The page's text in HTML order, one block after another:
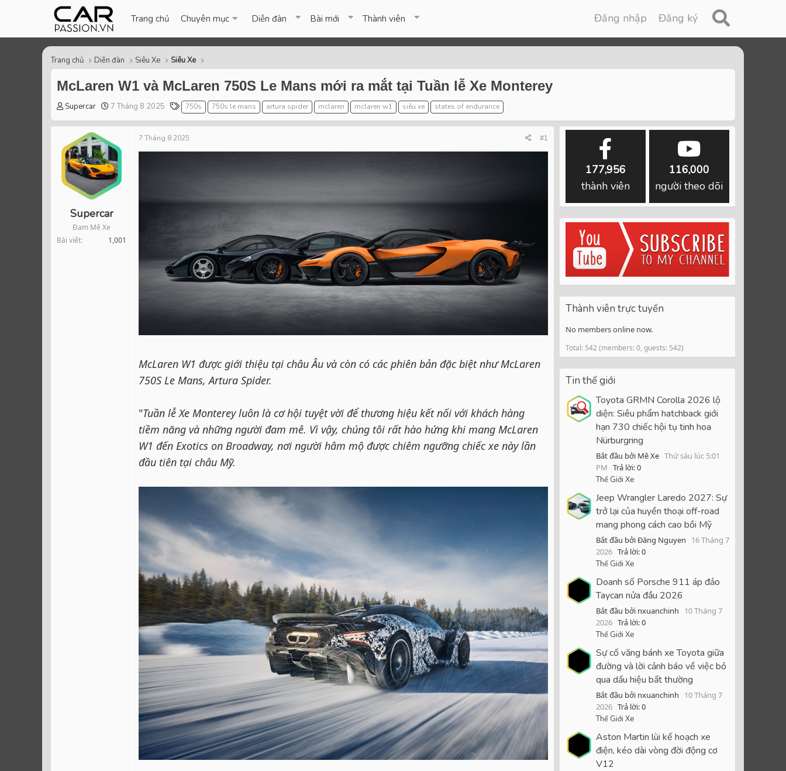
Trang chủ Chuyên mục Diễn đàn Bài mới Thành viên Đăng nhập Đăng ký
Trang chủ Diễn đàn Siêu Xe Siêu Xe
McLaren W1 và McLaren 750S Le Mans mới ra mắt tại Tuần lễ Xe Monterey
T
r
a
d
s
t
r
Supercar
S
a
r
d
a
t
7 Tháng 8 2025
T
a
g
s
750s 750s le mans artura spider mclaren mclaren w1 siêu xe states of endurance
Supercar
Đam Mê Xe
Bài viết
1,001
7 Tháng 8 2025 #1
McLaren W1 được giới thiệu tại châu Âu và còn có các phiên bản đặc biệt như McLaren
750S Le Mans, Artura Spider.
"Tuần lễ Xe Monterey luôn là cơ hội tuyệt vời để thương hiệu kết nối với khách hàng
tiềm năng và những người đam mê. Vì vậy, chúng tôi rất hào hứng khi mang McLaren
W1 đến Exotics on Broadway, nơi người hâm mộ được chiêm ngưỡng chiếc xe này lần
đầu tiên tại châu Mỹ.
177,956
thành viên
116,000
người theo dõi
Thành viên trực tuyến
No members online now.
Total: 542 (members: 0, guests: 542)
Tin thế giới
Toyota GRMN Corolla 2026 lộ
diện: Siêu phẩm hatchback giới
hạn 730 chiếc hội tụ tinh hoa
Nürburgring
Bắt đầu bởi Mê Xe Thứ sáu lúc 5:01
PM Trả lời: 0
Thế Giới Xe
Jeep Wrangler Laredo 2027: Sự
trở lại của huyền thoại off-road
mang phong cách cao bồi Mỹ
Bắt đầu bởi Đăng Nguyen
16 Tháng 7
2026 Trả lời: 0
Thế Giới Xe
Doanh số Porsche 911 áp đảo
Taycan nửa đầu 2026
Bắt đầu bởi nxuanchinh
10 Tháng 7
2026 Trả lời: 0
Thế Giới Xe
Sự cố văng bánh xe Toyota giữa
đường và lời cảnh báo về việc bỏ
qua dấu hiệu bất thường
Bắt đầu bởi nxuanchinh
10 Tháng 7
2026 Trả lời: 0
Thế Giới Xe
Aston Martin lùi kế hoạch xe
điện, kéo dài vòng đời động cơ
V12